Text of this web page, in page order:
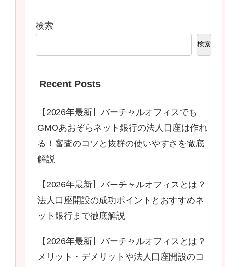
検索
検索
Recent Posts
【2026年最新】バーチャルオフィスでも
GMOあおぞらネット銀行の法人口座は作れ
る！審査のコツと抜群の使いやすさを徹底
解説
【2026年最新】バーチャルオフィスとは？
法人口座開設の成功ポイントとおすすめネ
ット銀行まで徹底解説
【2026年最新】バーチャルオフィスとは？
メリット・デメリットや法人口座開設のコ